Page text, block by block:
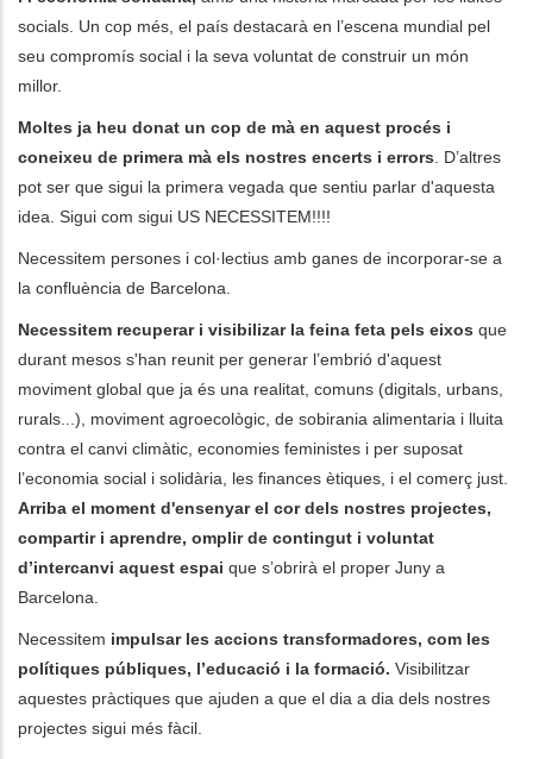
socials. Un cop més, el país destacarà en l’escena mundial pel
seu compromís social i la seva voluntat de construir un món
millor.
Moltes ja heu donat un cop de mà en aquest procés i
coneixeu de primera mà els nostres encerts i errors . D’altres
pot ser que sigui la primera vegada que sentiu parlar d'aquesta
idea. Sigui com sigui US NECESSITEM!!!!
Necessitem persones i col·lectius amb ganes de incorporar-se a
la confluència de Barcelona.
Necessitem recuperar i visibilizar la feina feta pels eixos que
durant mesos s'han reunit per generar l’embrió d'aquest
moviment global que ja és una realitat, comuns (digitals, urbans,
rurals...), moviment agroecològic, de sobirania alimentaria i lluita
contra el canvi climàtic, economies feministes i per suposat
l’economia social i solidària, les finances ètiques, i el comerç just.
Arriba el moment d'ensenyar el cor dels nostres projectes,
compartir i aprendre, omplir de contingut i voluntat
d’intercanvi aquest espai que s’obrirà el proper Juny a
Barcelona.
Necessitem impulsar les accions transformadores, com les
polítiques públiques, l’educació i la formació. Visibilitzar
aquestes pràctiques que ajuden a que el dia a dia dels nostres
projectes sigui més fàcil.